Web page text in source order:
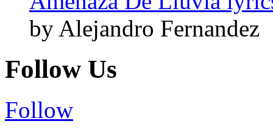
by Alejandro Fernandez
Follow Us
Follow